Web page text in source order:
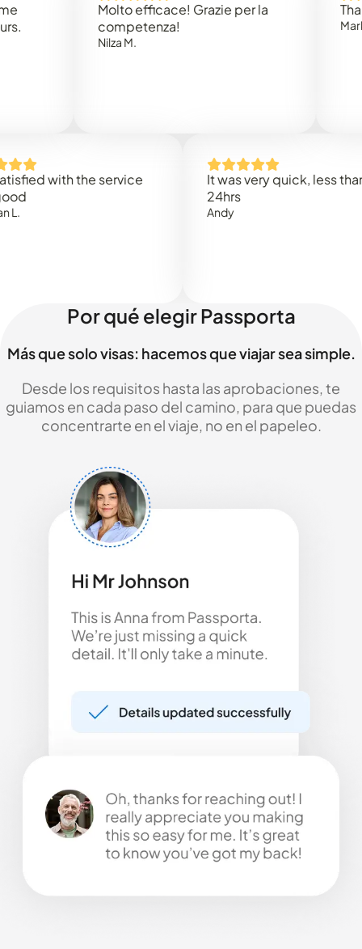
Molto efficace! Grazie per la
competenza!
Thank
with the service
It was very quick, less than
Por qué elegir Passporta
Más que solo visas: hacemos que viajar sea simple.
Desde los requisitos hasta las aprobaciones, te
guiamos en cada paso del camino, para que puedas
concentrarte en el viaje, no en el papeleo.